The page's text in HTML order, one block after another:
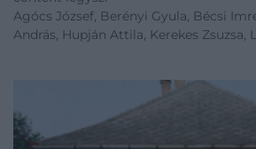
Agócs József, Berényi Gyula, Bécsi
András, Hupján Attila, Kerekes Zsuzsa,
kArton Galéria és Múzeum - raktArt
Megnyitó időpont: 2017.01.05 18:00
01.05 - 02.28